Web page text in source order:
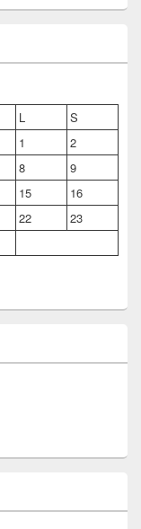
L
S
1
2
8
9
15
16
22
23